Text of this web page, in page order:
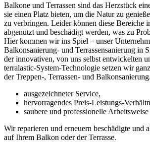
Balkone und Terrassen sind das Herzstück
sie einen Platz bieten, um die Natur zu
zu verbringen. Leider können diese Bereiche
abgenutzt und beschädigt werden, was zu
Hier kommen wir ins Spiel – unser
Balkonsanierung- und Terrassensanierung in
der innovativen, von uns selbst entwickelten
terralastic-System-Technologie setzen wir
der Treppen-, Terrassen- und Balkonsanierung.
ausgezeichneter Service,
hervorragendes Preis-Leistungs-
saubere und professionelle Arbeitsweise
Wir reparieren und erneuern beschädigte und
auf Ihrem Balkon oder der Terrasse.